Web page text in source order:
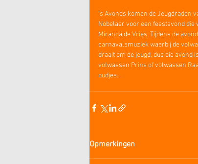
’s Avonds komen de Jeugdraden
Nobelaer voor een feestavond
Miranda de Vries. Tijdens de
carnavalsmuziek waarbij de
draait om de jeugd, dus die avond
volwassen Prins of volwassen
oudjes.
Opmerkingen